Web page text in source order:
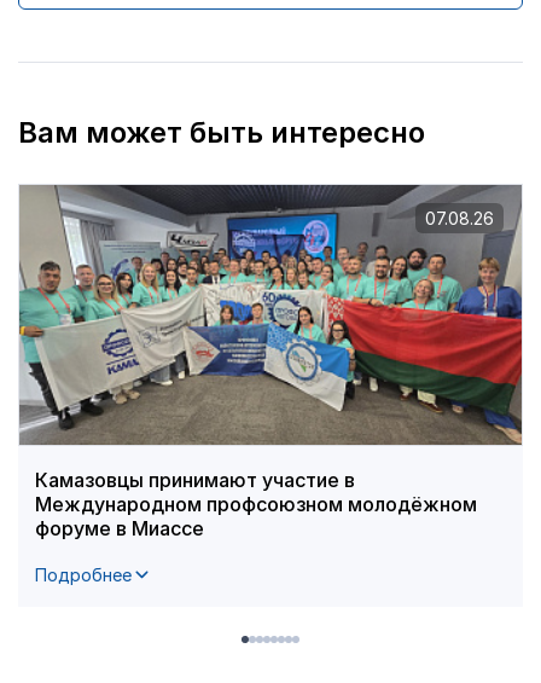
Вам может быть интересно
Камазовцы принимают участие в
Международном профсоюзном молодёжном
форуме в Миассе
Подробнее
07.08.26